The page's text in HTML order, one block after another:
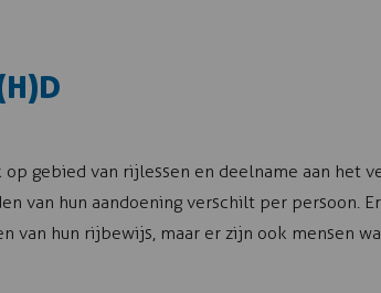
gebied van rijlessen en deelname aan het
van hun aandoening verschilt per persoon.
van hun rijbewijs, maar er zijn ook mensen